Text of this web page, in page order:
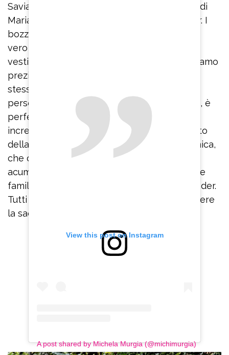
Saviano. L’abito della sposa portava la firma di
Maria Grazia Chiuri, direttrice creativa di Dior. I
bozzetti che ha disegnato la stilista sono un
vero e proprio manifesto politico. “Sul mio
vestito – ha spiegato la scrittrice – c’è un ricamo
prezioso di perline: ‘God save the queer’, la
stessa frase che appare sulla t-shirt
personalizzata. Quel che siamo, multipli forti, è
perfettamente rappresentato da questo
incredibile discorso di tessuti e modelli, frutto
della sensibilità creativa di una donna, un’amica,
che ogni giorno mi dà lezioni di generosità,
acume e professionalità”. Una mini-collezione
familiare, che include uomini, donne, no-gender.
Tutti vestiti di bianco. L’idea è quella di rompere
la sacralità dell’abito da sposa classico.
View this post on Instagram
A post shared by Michela Murgia (@michimurgia)